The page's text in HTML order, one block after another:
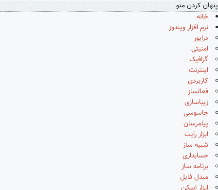
پنهان کردن منو
خانه
نرم افزار ویندوز
درایور
امنیتی
گرافیک
اینترنت
کاربردی
فعالساز
زیباسازی
جاسوسی
پیامرسان
ابزار رایت
شبیه ساز
حسابداری
برنامه ساز
مبدل فایل